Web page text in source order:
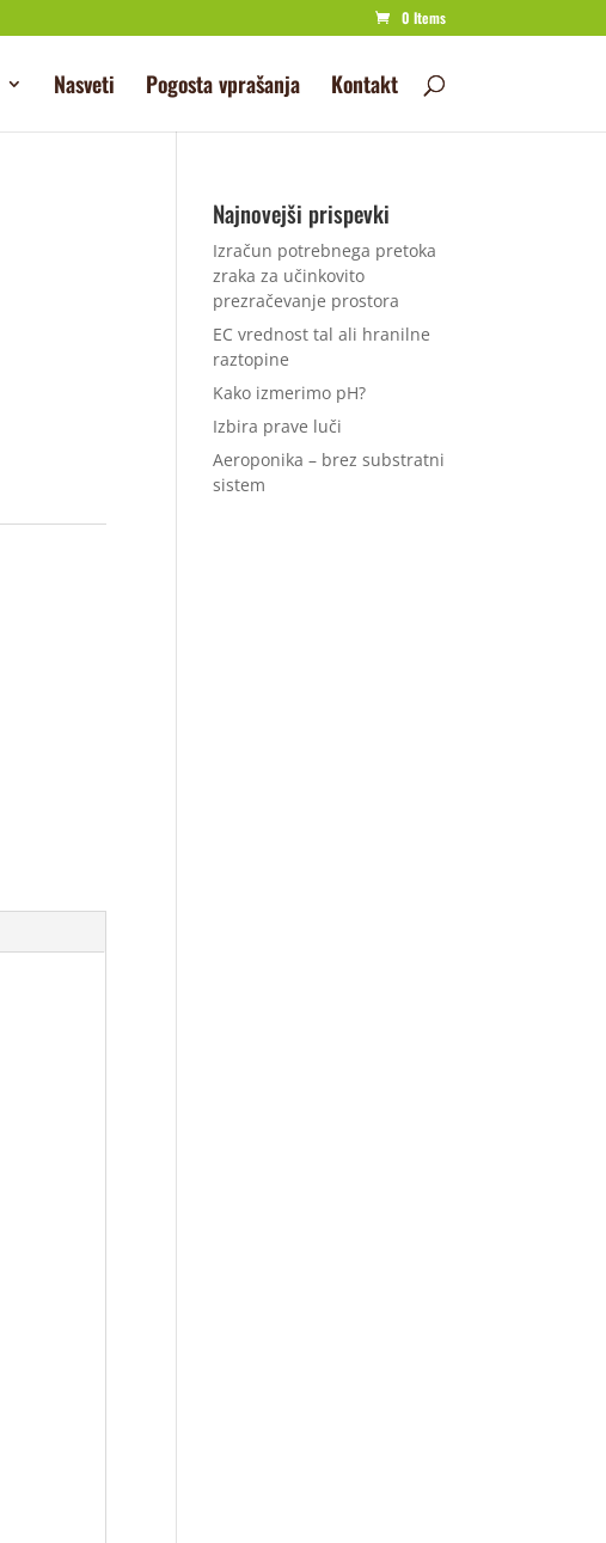
0 Items
Nasveti Pogosta vprašanja Kontakt
Najnovejši prispevki
Izračun potrebnega pretoka
zraka za učinkovito
prezračevanje prostora
EC vrednost tal ali hranilne
raztopine
Kako izmerimo pH?
Izbira prave luči
Aeroponika – brez substratni
sistem